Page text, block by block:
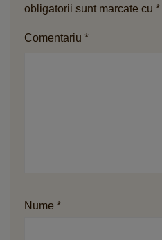
obligatorii sunt marcate cu *
Comentariu *
Nume *